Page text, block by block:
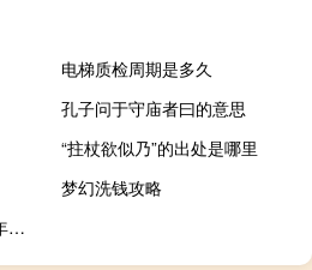
电梯质检周期是多久
孔子问于守庙者曰的意思
“拄杖欲似乃”的出处是哪里
梦幻洗钱攻略
李玲玉多少岁了（李玲玉年龄）